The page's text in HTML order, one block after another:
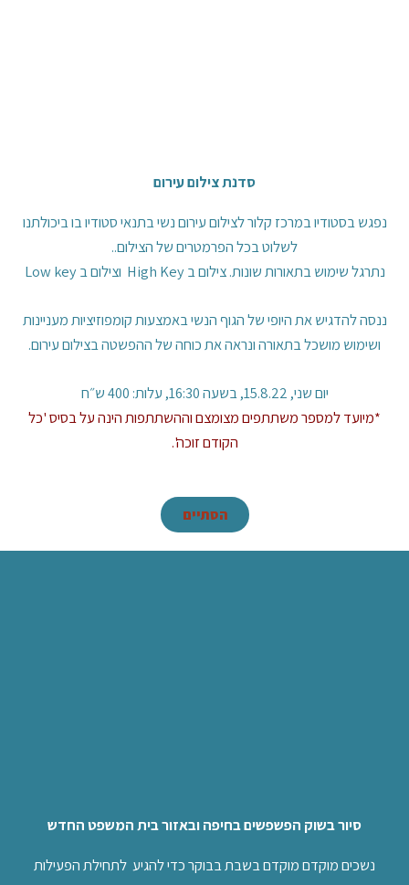
סדנת צילום עירום
נפגש בסטודיו במרכז קלור לצילום עירום נשי בתנאי סטודיו בו ביכולתנו
לשלוט בכל הפרמטרים של הצילום..
נתרגל שימוש בתאורות שונות. צילום ב High Key וצילום ב Low key
ננסה להדגיש את היופי של הגוף הנשי באמצעות קומפוזיציות מעניינות
ושימוש מושכל בתאורה ונראה את כוחה של ההפשטה בצילום עירום.
יום שני, 15.8.22, בשעה 16:30, עלות: 400 ש״ח
*מיועד למספר משתתפים מצומצם וההשתתפות הינה על בסיס 'כל
הקודם זוכה'.
הסתיים
סיור בשוק הפשפשים בחיפה ובאזור בית המשפט החדש
נשכים מוקדם מוקדם בשבת בבוקר כדי להגיע לתחילת הפעילות